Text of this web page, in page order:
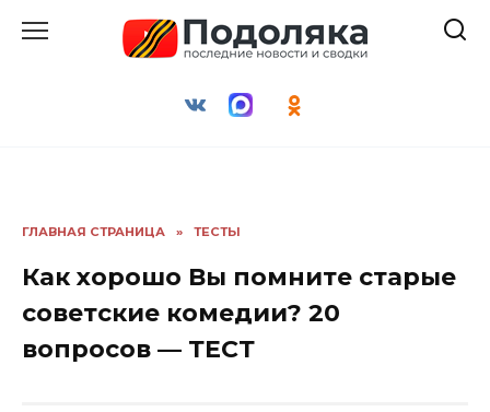
ГЛАВНАЯ СТРАНИЦА » ТЕСТЫ
Как хорошо Вы помните старые
советские комедии? 20
вопросов — ТЕСТ